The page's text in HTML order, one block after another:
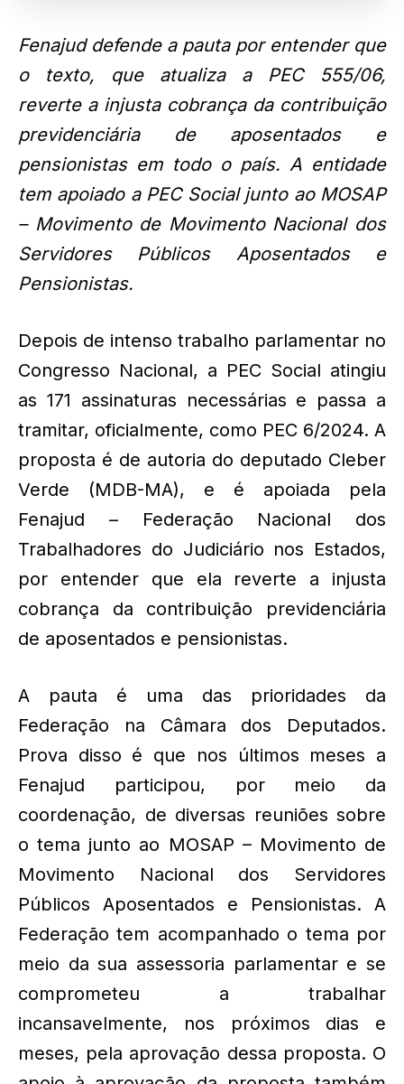
Fenajud defende a pauta por entender que
o texto, que atualiza a PEC 555/06,
reverte a injusta cobrança da contribuição
previdenciária de aposentados e
pensionistas em todo o país. A entidade
tem apoiado a PEC Social junto ao MOSAP
– Movimento de Movimento Nacional dos
Servidores Públicos Aposentados e
Pensionistas.
Depois de intenso trabalho parlamentar no
Congresso Nacional, a PEC Social atingiu
as 171 assinaturas necessárias e passa a
tramitar, oficialmente, como PEC 6/2024. A
proposta é de autoria do deputado Cleber
Verde (MDB-MA), e é apoiada pela
Fenajud – Federação Nacional dos
Trabalhadores do Judiciário nos Estados,
por entender que ela reverte a injusta
cobrança da contribuição previdenciária
de aposentados e pensionistas.
A pauta é uma das prioridades da
Federação na Câmara dos Deputados.
Prova disso é que nos últimos meses a
Fenajud participou, por meio da
coordenação, de diversas reuniões sobre
o tema junto ao MOSAP – Movimento de
Movimento Nacional dos Servidores
Públicos Aposentados e Pensionistas. A
Federação tem acompanhado o tema por
meio da sua assessoria parlamentar e se
comprometeu a trabalhar
incansavelmente, nos próximos dias e
meses, pela aprovação dessa proposta. O